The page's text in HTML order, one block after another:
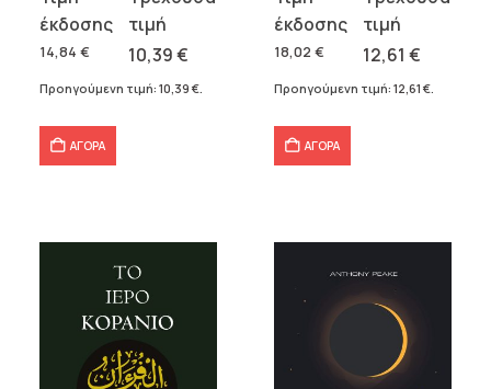
14,84 €
price
was:
14,84 €.
10,39€
τρέχουσα
τιμή
Προηγούμενη τιμή: 10,39 €
ΑΓΟΡΑ
18,02 €
price
was:
18,02 €.
12,61 €
τρέχουσα
τιμή
Προηγούμενη τιμή: 12,61 €
ΑΓΟΡΑ